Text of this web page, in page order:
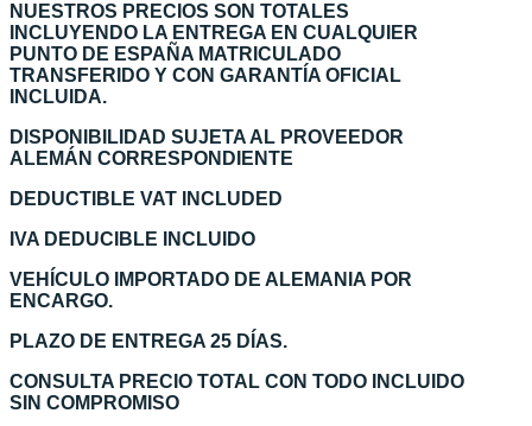
NUESTROS PRECIOS SON TOTALES
INCLUYENDO LA ENTREGA EN CUALQUIER
PUNTO DE ESPAÑA MATRICULADO
TRANSFERIDO Y CON GARANTÍA OFICIAL
INCLUIDA.
DISPONIBILIDAD SUJETA AL PROVEEDOR
ALEMÁN CORRESPONDIENTE
DEDUCTIBLE VAT INCLUDED
IVA DEDUCIBLE INCLUIDO
VEHÍCULO IMPORTADO DE ALEMANIA POR
ENCARGO.
PLAZO DE ENTREGA 25 DÍAS.
CONSULTA PRECIO TOTAL CON TODO INCLUIDO
SIN COMPROMISO